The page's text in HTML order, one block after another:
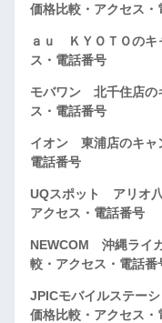
価格比較・アクセス・
ａｕ ＫＹＯＴＯのキ
ス・電話番号
モバワン 北千住店の
ス・電話番号
イオン 東浦店のキャ
電話番号
UQスポット アリオ八
アクセス・電話番号
NEWCOM 沖縄ライ
較・アクセス・電話番
JPICモバイルステー
価格比較・アクセス・